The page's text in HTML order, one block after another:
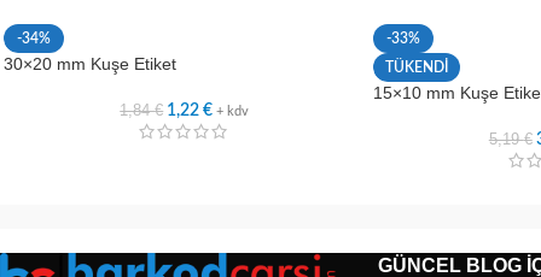
-34%
30×20 mm Kuşe Etiket
1,84€ 1,22€ + kdv
-33%
TÜKENDİ
15×10 mm Kuşe
5,19€
GÜNCEL BLOG